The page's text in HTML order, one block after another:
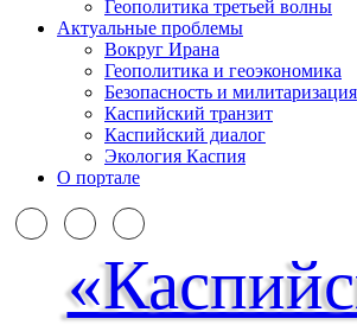
Геополитика третьей волны
Актуальные проблемы
Вокруг Ирана
Геополитика и геоэкономика
Безопасность и милитаризация
Каспийский транзит
Каспийский диалог
Экология Каспия
О портале